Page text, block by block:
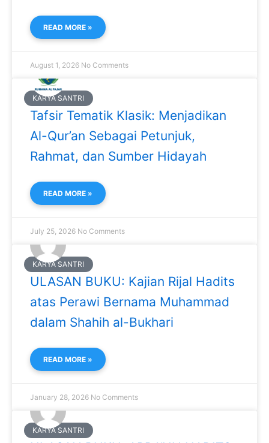
READ MORE »
August 1, 2026 No Comments
KARYA SANTRI
Tafsir Tematik Klasik: Menjadikan
Al-Qur’an Sebagai Petunjuk,
Rahmat, dan Sumber Hidayah
READ MORE »
July 25, 2026 No Comments
KARYA SANTRI
ULASAN BUKU: Kajian Rijal Hadits
atas Perawi Bernama Muhammad
dalam Shahih al-Bukhari
READ MORE »
January 28, 2026 No Comments
KARYA SANTRI